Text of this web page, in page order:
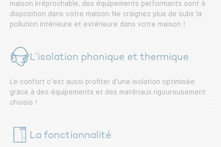
maison irréprochable, des équipements performants sont à
disposition dans votre maison. Ne craignez plus de subir la
pollution intérieure et extérieure dans votre maison !
L’isolation phonique et thermique
Le confort c’est aussi profiter d’une isolation optimisée
grâce à des équipements et des matériaux rigoureusement
choisis !
La fonctionnalité